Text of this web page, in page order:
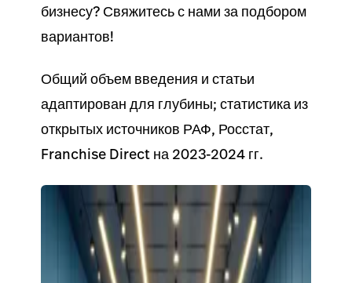
бизнесу? Свяжитесь с нами за подбором
вариантов!
Общий объем введения и статьи
адаптирован для глубины; статистика из
открытых источников РАФ, Росстат,
Franchise Direct на 2023-2024 гг.